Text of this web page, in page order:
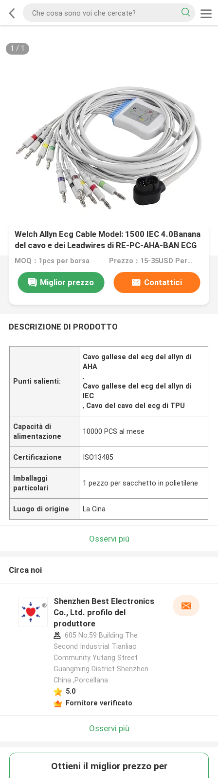
1 / 1
Welch Allyn Ecg Cable Model: 1500 IEC 4.0Banana
del cavo e dei Leadwires di RE-PC-AHA-BAN ECG
MOQ：1pcs per borsa Prezzo：15-35USD Per pcs
Miglior prezzo Contattici
DESCRIZIONE DI PRODOTTO
Punti salienti:
Cavo gallese del ecg del allyn di
AHA
,
Cavo gallese del ecg del allyn di
IEC
, Cavo del cavo del ecg di TPU
Capacità di
alimentazione
10000 PCS al mese
Certificazione ISO13485
Imballaggi
particolari
1 pezzo per sacchetto in polietilene
Luogo di origine La Cina
Osservi più
Circa noi
Shenzhen Best Electronics
Co., Ltd. profilo del
produttore
605 No.59 Building The
Second Industrial Tianliao
Community Yutang Street
Guangming District Shenzhen
China ,Porcellana
5.0
Fornitore verificato
Osservi più
Ottieni il miglior prezzo per